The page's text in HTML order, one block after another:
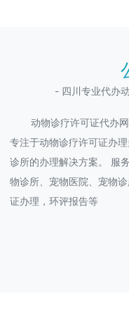
- 四川专业代办
动物诊疗许可证代办
专注于动物诊疗许可证办
诊所的办理解决方案。 服
物诊所、宠物医院、宠物
证办理，环评报告等